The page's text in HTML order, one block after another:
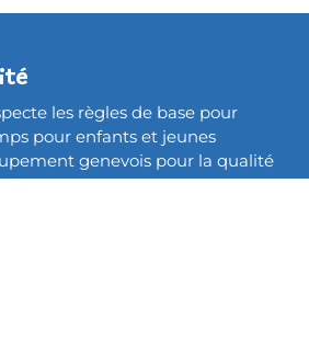
les règles de base pour
pour enfants et jeunes
genevois pour la qualité
vacances.